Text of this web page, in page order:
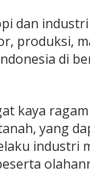
dan
produksi,
di
kaya
yang
industri